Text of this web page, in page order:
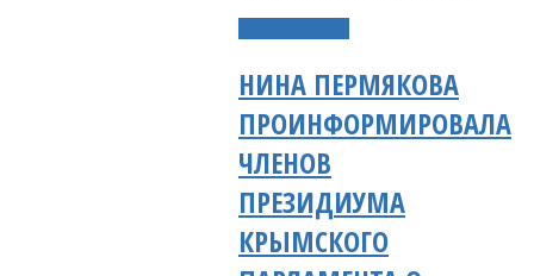
НИНА ПЕРМЯКОВА
ПРОИНФОРМИРОВАЛА
ЧЛЕНОВ
ПРЕЗИДИУМА
КРЫМСКОГО